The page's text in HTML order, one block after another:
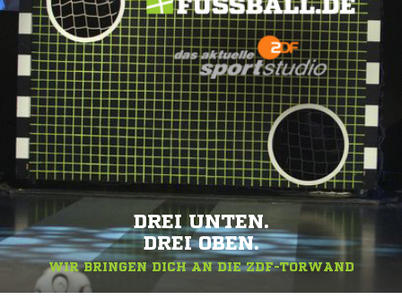
DREI UNTEN.
DREI OBEN.
WIR BRINGEN DICH AN DIE ZDF-TORWAND